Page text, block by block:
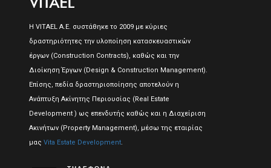
Η VITAEL A.E. συστάθηκε το 2009 με κύριες
δραστηριότητες την υλοποίηση κατασκευαστικών
έργων (Construction Contracts), καθώς και την
Διοίκηση Έργων (Design & Construction Management).
Επίσης, πεδία δραστηριοποίησης αποτελούν η
Ανάπτυξη Ακίνητης Περιουσίας (Real Estate
Development ) ως επενδυτής καθώς και η Διαχείριση
Ακινήτων (Property Management), μέσω της εταιρίας
μας Vita Estate Development.